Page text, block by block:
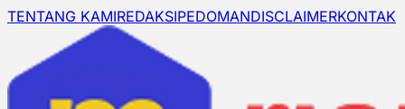
TENTANG KAMIREDAKSIPEDOMANDISCLAIMERKONTAK